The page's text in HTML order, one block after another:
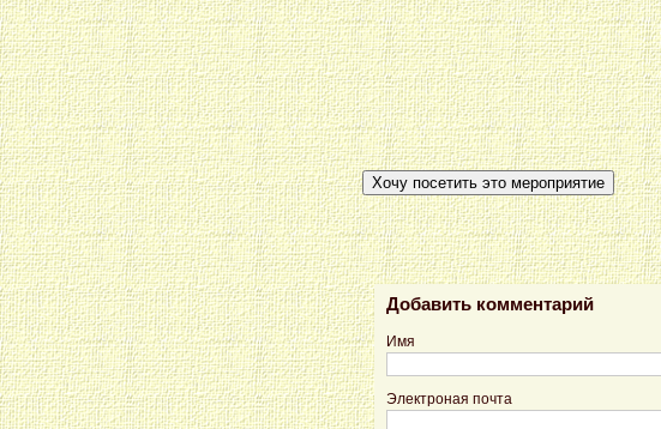
Хочу посетить это мероприятие
Добавить комментарий
Имя
Электроная почта